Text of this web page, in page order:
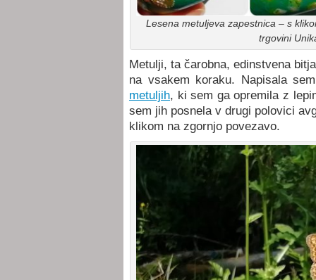
Lesena metuljeva zapestnica – s
trgovini
Metulji, ta čarobna, edinstvena
na vsakem koraku. Napisala
metuljih, ki sem ga opremila z
sem jih posnela v drugi polovici
klikom na zgornjo povezavo.